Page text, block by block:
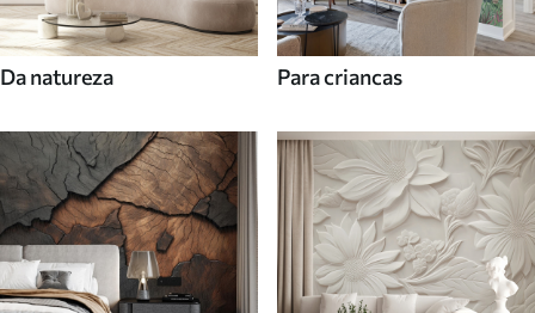
Da natureza Para criancas